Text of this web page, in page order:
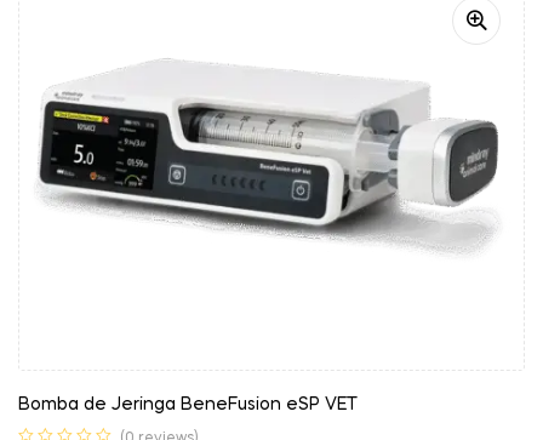
Bomba de Jeringa BeneFusion eSP VET